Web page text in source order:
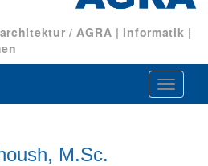
/ AGRA | Informatik |
ein-/
M.Sc.